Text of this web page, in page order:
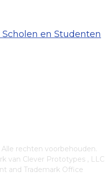
en Studenten
rechten voorbehouden.
van Clever Prototypes , LLC
and Trademark Office